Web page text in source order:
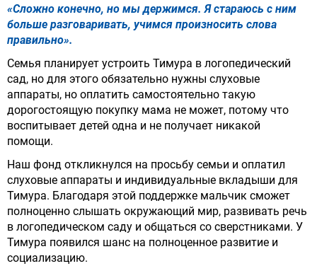
«Сложно конечно, но мы держимся. Я стараюсь с ним
больше разговаривать, учимся произносить слова
правильно».
Семья планирует устроить Тимура в логопедический
сад, но для этого обязательно нужны слуховые
аппараты, но оплатить самостоятельно такую
дорогостоящую покупку мама не может, потому что
воспитывает детей одна и не получает никакой
помощи.
Наш фонд откликнулся на просьбу семьи и оплатил
слуховые аппараты и индивидуальные вкладыши для
Тимура. Благодаря этой поддержке мальчик сможет
полноценно слышать окружающий мир, развивать речь
в логопедическом саду и общаться со сверстниками. У
Тимура появился шанс на полноценное развитие и
социализацию.